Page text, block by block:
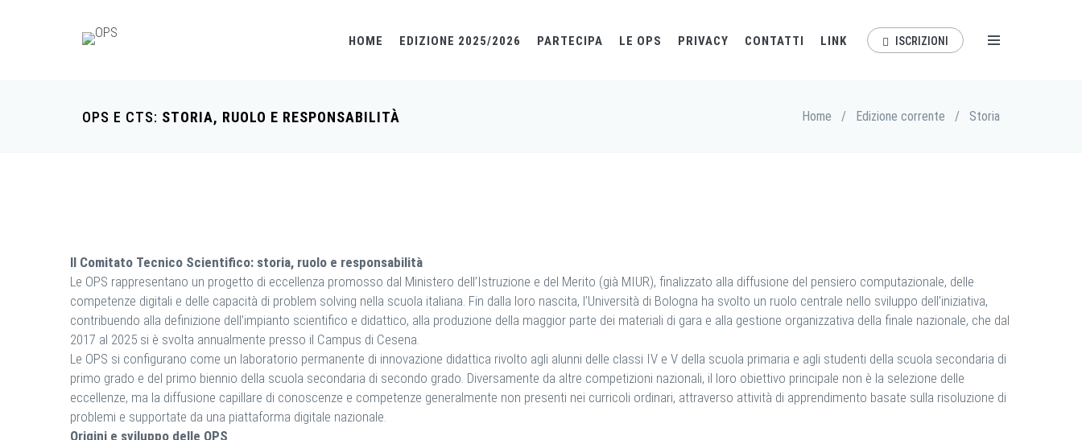
HOME EDIZIONE 2025/2026 PARTECIPA LE OPS PRIVACY CONTATTI LINK ISCRIZIONI
OPS E CTS: STORIA, RUOLO E RESPONSABILITÀ Home / Edizione corrente / Storia
Il Comitato Tecnico Scientifico: storia, ruolo e responsabilità
Le OPS rappresentano un progetto di eccellenza promosso dal Ministero dell’Istruzione e del Merito (già MIUR), finalizzato alla diffusione del pensiero computazionale, delle
competenze digitali e delle capacità di problem solving nella scuola italiana. Fin dalla loro nascita, l’Università di Bologna ha svolto un ruolo centrale nello sviluppo dell’iniziativa,
contribuendo alla definizione dell’impianto scientifico e didattico, alla produzione della maggior parte dei materiali di gara e alla gestione organizzativa della finale nazionale, che dal
2017 al 2025 si è svolta annualmente presso il Campus di Cesena.
Le OPS si configurano come un laboratorio permanente di innovazione didattica rivolto agli alunni delle classi IV e V della scuola primaria e agli studenti della scuola secondaria di
primo grado e del primo biennio della scuola secondaria di secondo grado. Diversamente da altre competizioni nazionali, il loro obiettivo principale non è la selezione delle
eccellenze, ma la diffusione capillare di conoscenze e competenze generalmente non presenti nei curricoli ordinari, attraverso attività di apprendimento basate sulla risoluzione di
problemi e supportate da una piattaforma digitale nazionale.
Origini e sviluppo delle OPS